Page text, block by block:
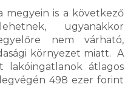
megyein is a következő
ugyanakkor
nem várható,
környezet miatt. A
lakóingatlanok átlagos
498 ezer forint